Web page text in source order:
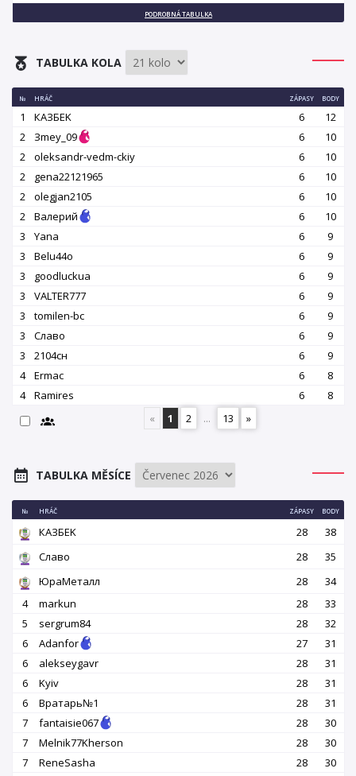
PODROBNÁ TABULKA
TABULKA KOLA
№ HRÁČ ZÁPASY BODY
1 КАЗБEK 6
12
2
Зmey_09 6
10
2
oleksandr-vedm-ckiy 6
10
2
gena22121965 6
10
2
olegjan2105 6
10
2
Валерий 6
10
3
Yana 6
9
3
Belu44o 6
9
3
goodluckua 6
9
3
VALTER777 6
9
3
tomilen-bc 6
9
3
Славо 6
9
3
2104сн 6
9
4
Ermac 6
8
4
Ramires 6
8
«
1 2 ... 13 »
TABULKA MĚSÍCE
№ HRÁČ ZÁPASY BODY
КАЗБEK 28
38
Славо
28
35
ЮраМеталл
28
34
4
markun 28
33
5
sergrum84 28
32
6
Adanfor 27
31
6
alekseygavr 28
31
6
Kyiv 28
31
6
Вратарь№1 28
31
7
fantaisie067 28
30
7
Melnik77Kherson 28
30
7
ReneSasha 28
30